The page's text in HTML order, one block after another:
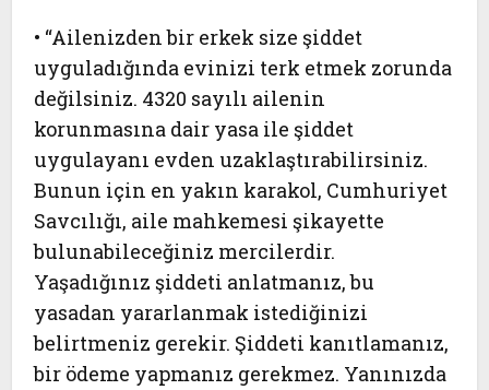
• “Ailenizden bir erkek size şiddet
uyguladığında evinizi terk etmek zorunda
değilsiniz. 4320 sayılı ailenin
korunmasına dair yasa ile şiddet
uygulayanı evden uzaklaştırabilirsiniz.
Bunun için en yakın karakol, Cumhuriyet
Savcılığı, aile mahkemesi şikayette
bulunabileceğiniz mercilerdir.
Yaşadığınız şiddeti anlatmanız, bu
yasadan yararlanmak istediğinizi
belirtmeniz gerekir. Şiddeti kanıtlamanız,
bir ödeme yapmanız gerekmez. Yanınızda